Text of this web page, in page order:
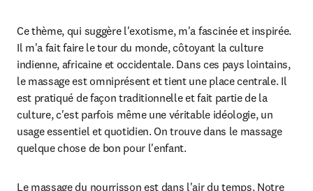
Ce thème, qui suggère l'exotisme, m'a fascinée et inspirée.
Il m'a fait faire le tour du monde, côtoyant la culture
indienne, africaine et occidentale. Dans ces pays lointains,
le massage est omniprésent et tient une place centrale. Il
est pratiqué de façon traditionnelle et fait partie de la
culture, c'est parfois même une véritable idéologie, un
usage essentiel et quotidien. On trouve dans le massage
quelque chose de bon pour l'enfant.
Le massage du nourrisson est dans l'air du temps. Notre